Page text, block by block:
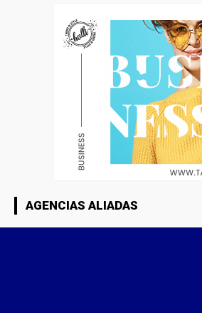
AGENCIAS ALIADAS